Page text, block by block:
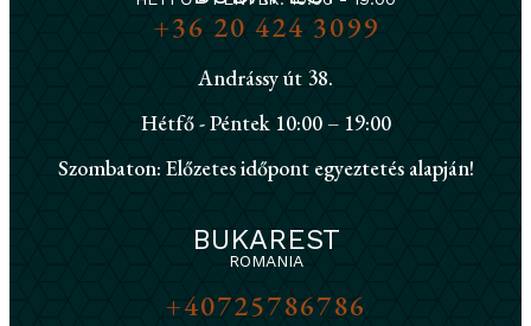
+36 20 424 3099
Andrássy út 38.
Hétfő - Péntek 10:00 – 19:00
Szombaton: Előzetes időpont egyeztetés alapján!
BUKAREST
ROMANIA
+40725786786